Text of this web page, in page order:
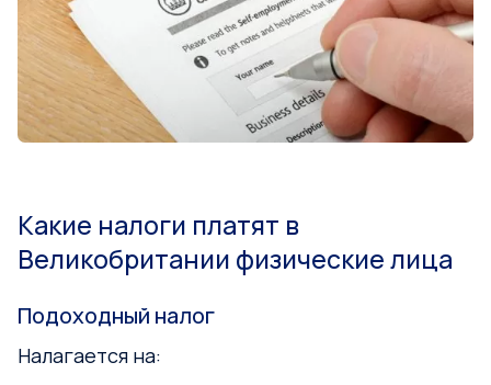
Какие налоги платят в
Великобритании физические лица
Подоходный налог
Налагается на: